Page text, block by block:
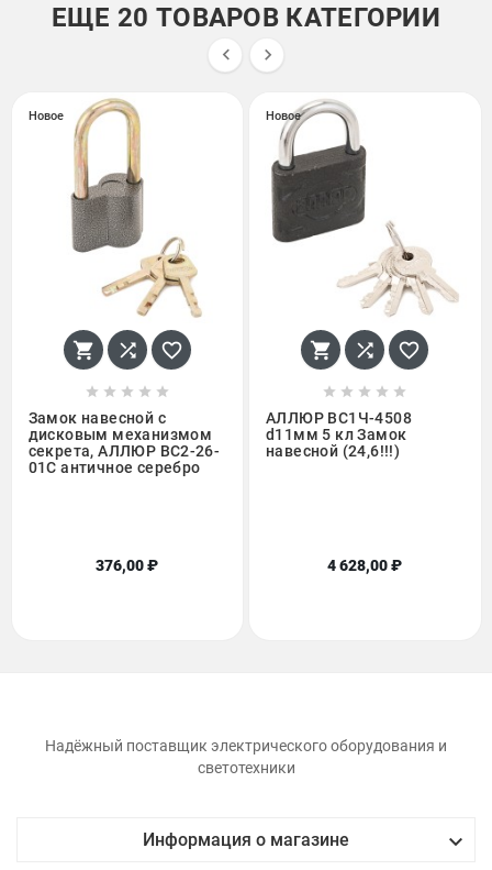
ЕЩЕ 20 ТОВАРОВ КАТЕГОРИИ
 
Новое
  
    
Замок навесной с
дисковым механизмом
секрета, АЛЛЮР ВС2-26-
01С античное серебро
376,00 ₽
Новое
  
    
АЛЛЮР ВС1Ч-4508
d11мм 5 кл Замок
навесной (24,6!!!)
4 628,00 ₽
Надёжный поставщик электрического оборудования и
светотехники
Информация о магазине 